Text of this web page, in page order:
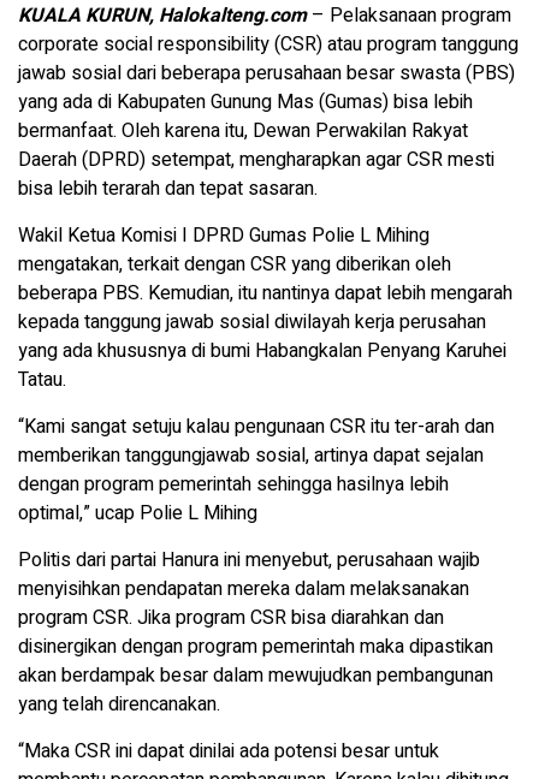
KUALA KURUN, Halokalteng.com – Pelaksanaan program
corporate social responsibility (CSR) atau program tanggung
jawab sosial dari beberapa perusahaan besar swasta (PBS)
yang ada di Kabupaten Gunung Mas (Gumas) bisa lebih
bermanfaat. Oleh karena itu, Dewan Perwakilan Rakyat
Daerah (DPRD) setempat, mengharapkan agar CSR mesti
bisa lebih terarah dan tepat sasaran.
Wakil Ketua Komisi I DPRD Gumas Polie L Mihing
mengatakan, terkait dengan CSR yang diberikan oleh
beberapa PBS. Kemudian, itu nantinya dapat lebih mengarah
kepada tanggung jawab sosial diwilayah kerja perusahan
yang ada khususnya di bumi Habangkalan Penyang Karuhei
Tatau.
“Kami sangat setuju kalau pengunaan CSR itu ter-arah dan
memberikan tanggungjawab sosial, artinya dapat sejalan
dengan program pemerintah sehingga hasilnya lebih
optimal,” ucap Polie L Mihing
Politis dari partai Hanura ini menyebut, perusahaan wajib
menyisihkan pendapatan mereka dalam melaksanakan
program CSR. Jika program CSR bisa diarahkan dan
disinergikan dengan program pemerintah maka dipastikan
akan berdampak besar dalam mewujudkan pembangunan
yang telah direncanakan.
“Maka CSR ini dapat dinilai ada potensi besar untuk